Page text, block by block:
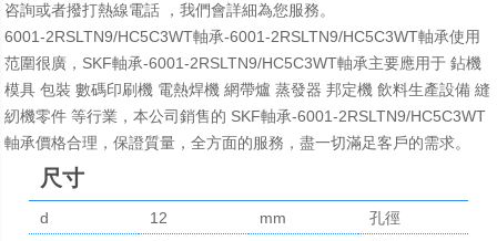
咨詢或者撥打熱線電話 ，我們會詳細為您服務。
6001-2RSLTN9/HC5C3WT軸承-6001-2RSLTN9/HC5C3WT軸承使用
范圍很廣，SKF軸承-6001-2RSLTN9/HC5C3WT軸承主要應用于 鉆機
模具 包裝 數碼印刷機 電熱焊機 網帶爐 蒸發器 邦定機 飲料生產設備 縫
紉機零件 等行業，本公司銷售的 SKF軸承-6001-2RSLTN9/HC5C3WT
軸承價格合理，保證質量，全方面的服務，盡一切滿足客戶的需求。
尺寸
d 12 mm
孔徑